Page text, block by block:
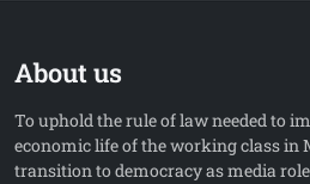
About us
To uphold the rule of law needed to
economic life of the working class in
transition to democracy as media